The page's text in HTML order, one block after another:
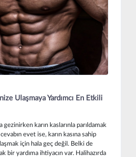
Ulaşmaya Yardımcı En Etkili
gezinirken karın kaslarınla parıldamak
evet ise, karın kasına sahip
için hala geç değil. Belki de
bir yardıma ihtiyacın var. Halihazırda